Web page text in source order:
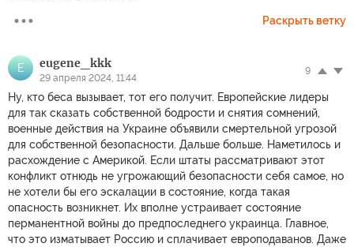
Раскрыть ветку
E eugene_kkk
29 апреля 2024, 11:44
9
Ну, кто беса вызывает, тот его получит. Европейские лидеры
для так сказать собственной бодрости и снятия сомнений,
военные действия на Украине объявили смертельной угрозой
для собственной безопасности. Дальше больше. Наметилось и
расхождение с Америкой. Если штаты рассматривают этот
конфликт отнюдь не угрожающий безопасности себя самое, но
не хотели бы его эскалации в состояние, когда такая
опасность возникнет. Их вполне устраивает состояние
перманентной войны до предпоследнего украинца. Главное,
что это изматывает Россию и сплачивает европодаванов. Даже